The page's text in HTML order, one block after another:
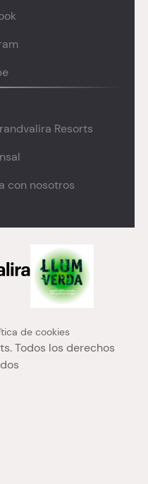
Resorts
con nosotros
Todos los derechos
PA
de cookies